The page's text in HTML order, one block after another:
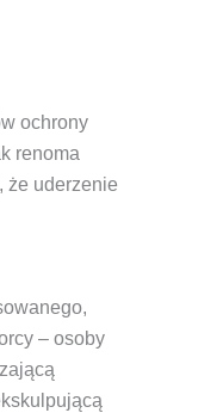
ochrony
renoma
że uderzenie
– osoby